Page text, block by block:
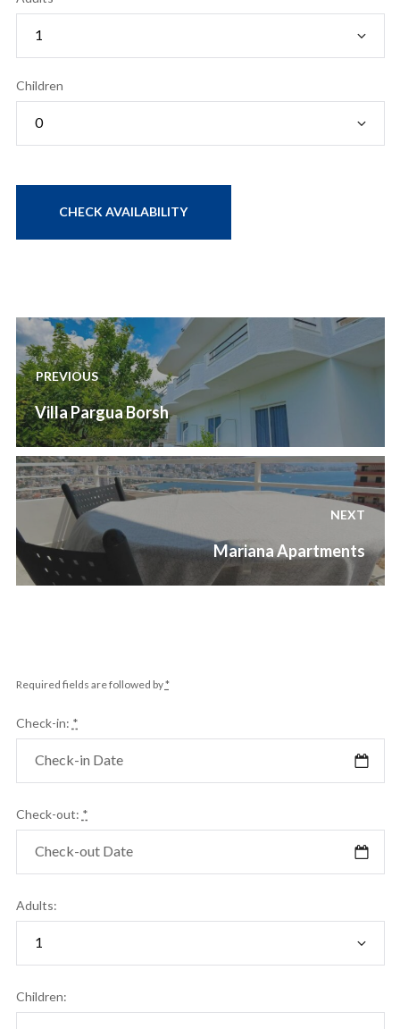
Children
Lëvizje
te
postimet
PREVIOUS
Previous
post:
Villa Pargua Borsh
NEXT
Next
post:
Mariana Apartments
Required fields are followed by*
Check-in: *
Check-out: *
Adults:
Children: